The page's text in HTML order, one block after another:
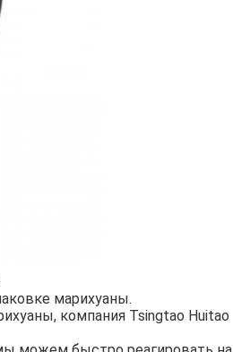
марихуаны.
компания Tsingtao Huitao